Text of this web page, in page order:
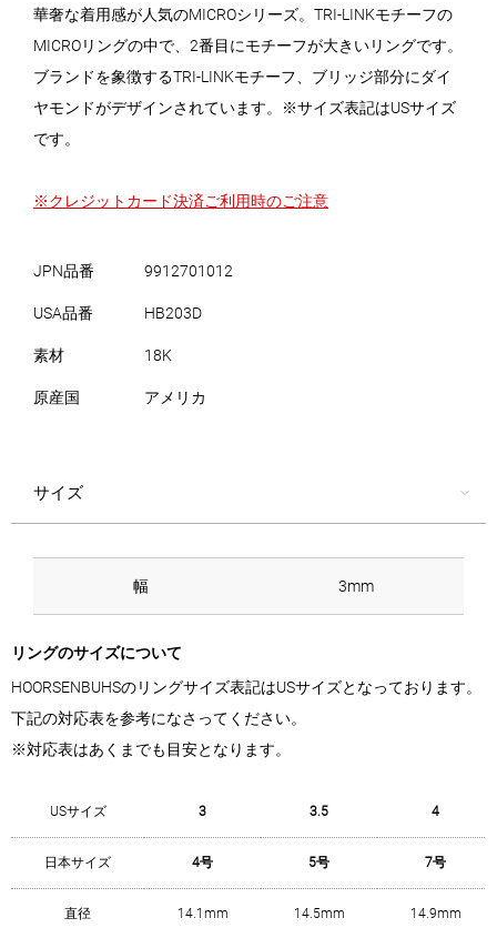
華奢な着用感が人気のMICROシリーズ。TRI-LINKモチーフの
MICROリングの中で、2番目にモチーフが大きいリングです。
ブランドを象徴するTRI-LINKモチーフ、ブリッジ部分にダイ
ヤモンドがデザインされています。※サイズ表記はUSサイズ
です。
※クレジットカード決済ご利用時のご注意
JPN品番 9912701012
USA品番 HB203D
素材 18K
原産国 アメリカ
サイズ
幅 3mm
リングのサイズについて
HOORSENBUHSのリングサイズ表記はUSサイズとなっております。
下記の対応表を参考になさってください。
※対応表はあくまでも目安となります。
USサイズ 3 3.5 4
日本サイズ 4号 5号 7号
直径 14.1mm 14.5mm 14.9mm